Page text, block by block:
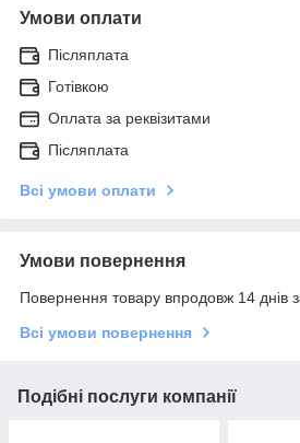
Умови оплати
Післяплата
Готівкою
Оплата за реквізитами
Післяплата
Всі умови оплати
Умови повернення
Повернення товару впродовж 14 днів
Всі умови повернення
Подібні послуги компанії